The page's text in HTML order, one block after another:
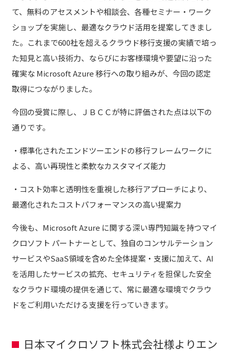
て、無料のアセスメントや相談会、各種セミナー・ワーク
ショップを実施し、最適なクラウド活用を提案してきまし
た。これまで600社を超えるクラウド移行支援の実績で培っ
た知見と高い技術力、ならびにお客様環境や要望に沿った
確実な Microsoft Azure 移行への取り組みが、今回の認定
取得につながりました。
今回の受賞に際し、ＪＢＣＣが特に評価された点は以下の
通りです。
・標準化されたエンドツーエンドの移行フレームワークに
よる、高い再現性と柔軟なカスタマイズ能力
・コスト効率と透明性を重視した移行アプローチにより、
最適化されたコストパフォーマンスの高い提案力
今後も、Microsoft Azure に関する深い専門知識を持つマイ
クロソフト パートナーとして、独自のコンサルテーション
サービスやSaaS領域を含めた全体提案・支援に加えて、AI
を活用したサービスの拡充、セキュリティを担保した安全
なクラウド環境の提供を通じて、常に最適な環境でクラウ
ドをご利用いただける支援を行っていきます。
日本マイクロソフト株式会社様よりエン